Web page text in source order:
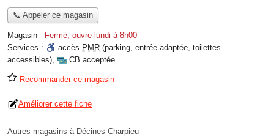
📞 Appeler ce magasin
Magasin - Fermé, ouvre lundi à 8h00
Services :
accès PMR (parking, entrée adaptée, toilettes
accessibles), CB acceptée
Recommander ce magasin
Améliorer cette fiche
Autres magasins à Décines-Charpieu